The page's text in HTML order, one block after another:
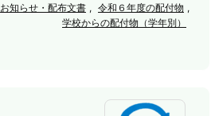
お知らせ・配布文書 , 令和６年度の配付物 ,
学校からの配付物（学年別）